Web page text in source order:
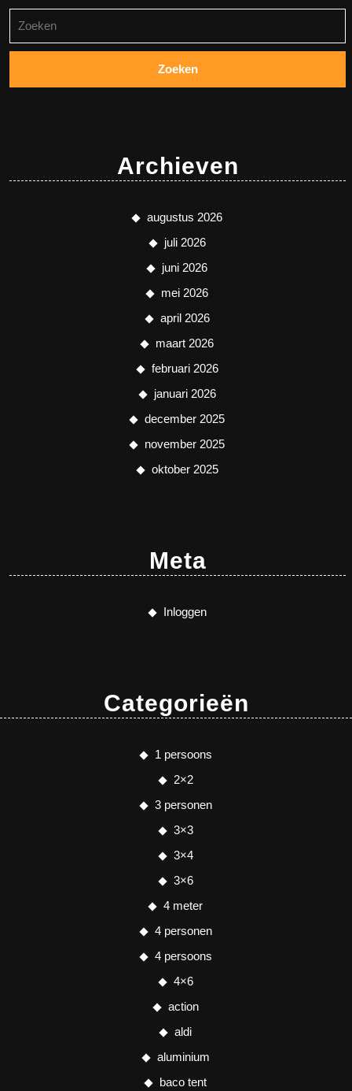
naar:
Archieven
augustus 2026
juli 2026
juni 2026
mei 2026
april 2026
maart 2026
februari 2026
januari 2026
december 2025
november 2025
oktober 2025
Meta
Inloggen
Categorieën
1 persoons
2×2
3 personen
3×3
3×4
3×6
4 meter
4 personen
4 persoons
4×6
action
aldi
aluminium
baco tent